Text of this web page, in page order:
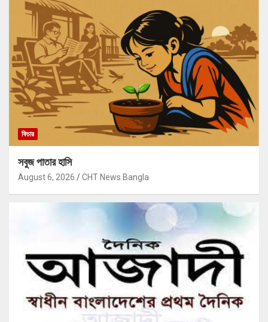
ফিচার
সবুজ পাতার হাসি
August 6, 2026 CHT News Bangla